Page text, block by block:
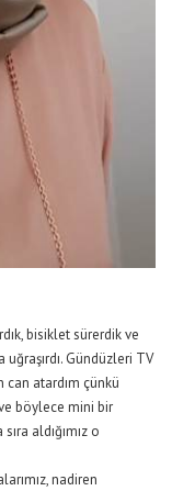
bisiklet sürerdik ve
Gündüzleri TV
atardım çünkü
böylece mini bir
aldığımız o
nadiren